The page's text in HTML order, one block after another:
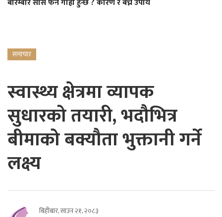
समाचार
स्वास्थ्य क्षेत्रमा व्यापक
सुधारको तयारी, भदौभित्र
बीमाको बक्यौता भुक्तानी गर्ने
लक्ष्य
बिहीबार, साउन २१, २०८३